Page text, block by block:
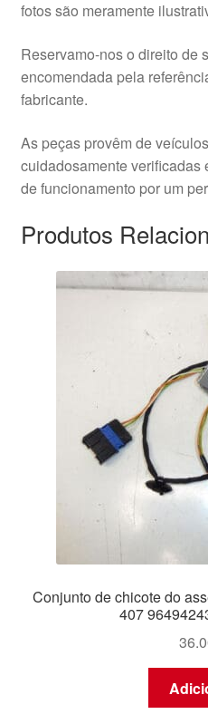
fotos são meramente
Reservamo-nos o direito de
encomendada pela
fabricante.
As peças provêm de
cuidadosamente verificadas
de funcionamento por um
Produtos
Conjunto de chicote do
407